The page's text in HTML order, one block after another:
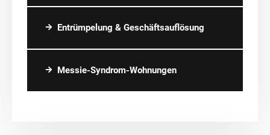
Entrümpelung & Geschäftsauflösung
Messie-Syndrom-Wohnungen